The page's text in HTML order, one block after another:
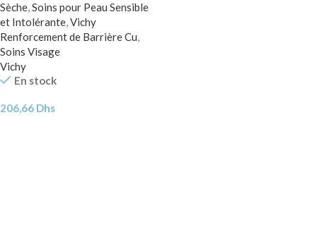
Sèche,Soins pour Peau Sensible
et Intolérante,Vichy
Renforcement de Barrière Cu,
Soins Visage
Vichy
En stock
206,66 Dhs